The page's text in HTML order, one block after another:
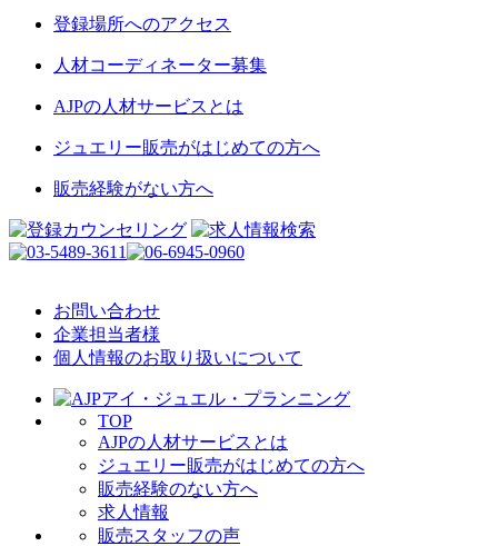
登録場所へのアクセス
人材コーディネーター募集
AJPの人材サービスとは
ジュエリー販売がはじめての方へ
販売経験がない方へ
お問い合わせ
企業担当者様
個人情報のお取り扱いについて
TOP
AJPの人材サービスとは
ジュエリー販売がはじめての方へ
販売経験のない方へ
求人情報
販売スタッフの声